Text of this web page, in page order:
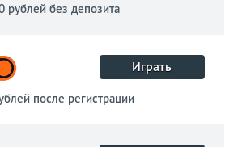
рублей без депозита
Играть
после регистрации